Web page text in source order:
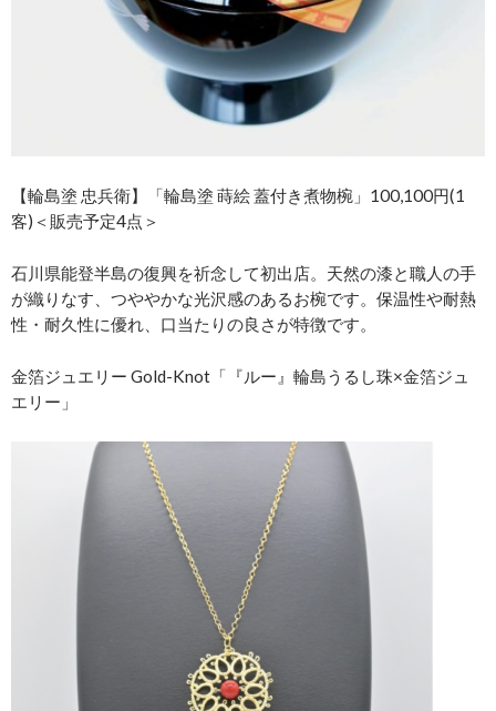
【輪島塗 忠兵衛】「輪島塗 蒔絵 蓋付き煮物椀」100,100円(1
客)＜販売予定4点＞
石川県能登半島の復興を祈念して初出店。天然の漆と職人の手
が織りなす、つややかな光沢感のあるお椀です。保温性や耐熱
性・耐久性に優れ、口当たりの良さが特徴です。
金箔ジュエリー Gold-Knot「『ルー』輪島うるし珠×金箔ジュ
エリー」